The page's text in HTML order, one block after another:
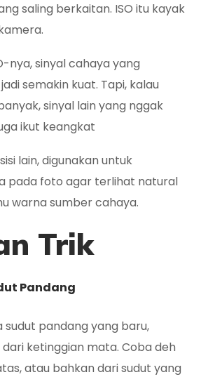
saling berkaitan. ISO itu kayak
nya, sinyal cahaya yang
semakin kuat. Tapi, kalau
sinyal lain yang nggak
ikut keangkat
lain, digunakan untuk
pada foto agar terlihat natural
warna sumber cahaya.
Trik
Pandang
pandang yang baru,
ketinggian mata. Coba deh
atau bahkan dari sudut yang